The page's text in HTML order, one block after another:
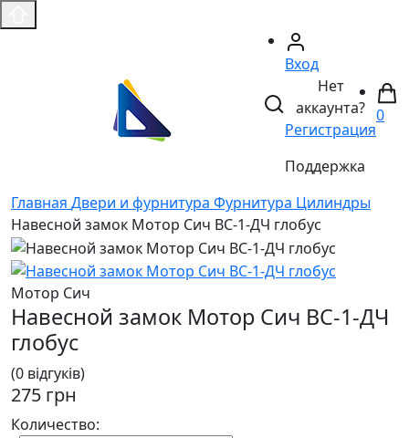
Вход
Нет
аккаунта?
Регистрация
Поддержка
0
Главная Двери и фурнитура Фурнитура Цилиндры
Навесной замок Мотор Сич ВС-1-ДЧ глобус
Мотор Сич
Навесной замок Мотор Сич ВС-1-ДЧ
глобус
(0 відгуків)
275 грн
Количество: